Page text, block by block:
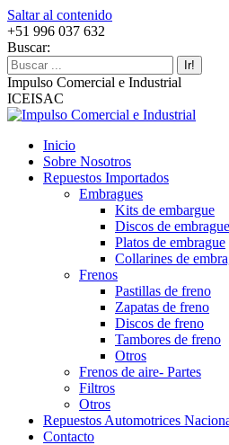
Saltar al contenido
+51 996 037 632
Buscar:
Impulso Comercial e Industrial
ICEISAC
Inicio
Sobre Nosotros
Repuestos Importados
Embragues
Kits de embargue
Discos de embrague
Platos de embrague
Collarines de
Frenos
Pastillas de freno
Zapatas de freno
Discos de freno
Tambores de freno
Otros
Frenos de aire- Partes
Filtros
Otros
Repuestos Automotrices
Contacto